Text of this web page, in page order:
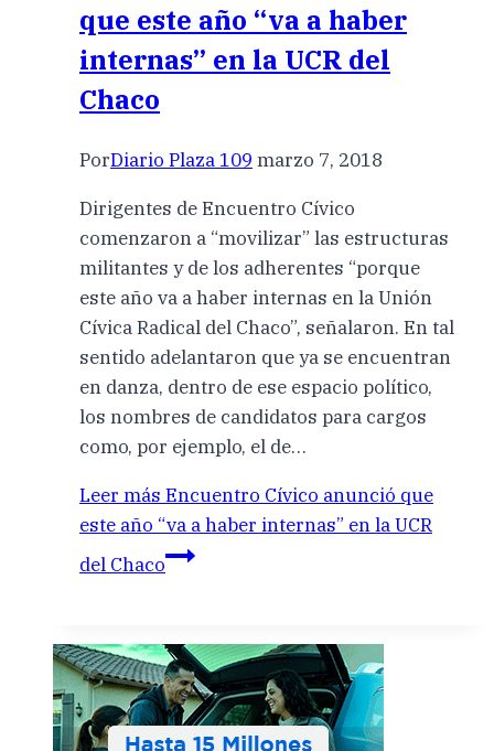
que este año “va a haber
internas” en la UCR del
Chaco
PorDiario Plaza 109 marzo 7, 2018
Dirigentes de Encuentro Cívico
comenzaron a “movilizar” las estructuras
militantes y de los adherentes “porque
este año va a haber internas en la Unión
Cívica Radical del Chaco”, señalaron. En tal
sentido adelantaron que ya se encuentran
en danza, dentro de ese espacio político,
los nombres de candidatos para cargos
como, por ejemplo, el de…
Leer más Encuentro Cívico anunció que
este año “va a haber internas” en la UCR
del Chaco